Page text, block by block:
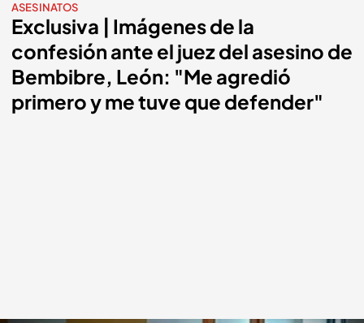
ASESINATOS
Exclusiva | Imágenes de la
confesión ante el juez del asesino de
Bembibre, León: "Me agredió
primero y me tuve que defender"